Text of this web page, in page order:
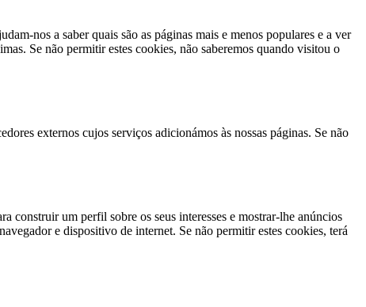
nos a saber quais são as páginas mais e menos populares e a ver
Se não permitir estes cookies, não saberemos quando visitou o
externos cujos serviços adicionámos às nossas páginas. Se não
construir um perfil sobre os seus interesses e mostrar-lhe anúncios
e dispositivo de internet. Se não permitir estes cookies, terá